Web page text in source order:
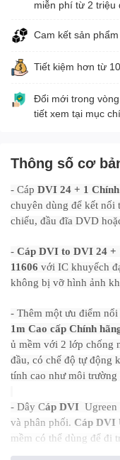
miễn phí từ 2 triệu
Cam kết sản
Tiết kiệm hơn từ
Đổi mới trong
tiết xem tại mục
Thông số cơ
- Cáp DVI 24 + 1
chuyên dùng để kết
chiếu, đầu đĩa DVD
- Cáp DVI to DVI 24 +
11606 với IC khuyếch
không bị vỡ hình ảnh
- Thêm một ưu điểm nổi
1m Cao cấp Chính
ủ mềm với 2 lớp chống
đầu, có chế độ tự động
tính cao như môi trường
- Dây Cáp DVI Ugreen
và phân phối. Cáp DVI
mềm có thể dùng để đi
tâm không sợ bị hỏng.